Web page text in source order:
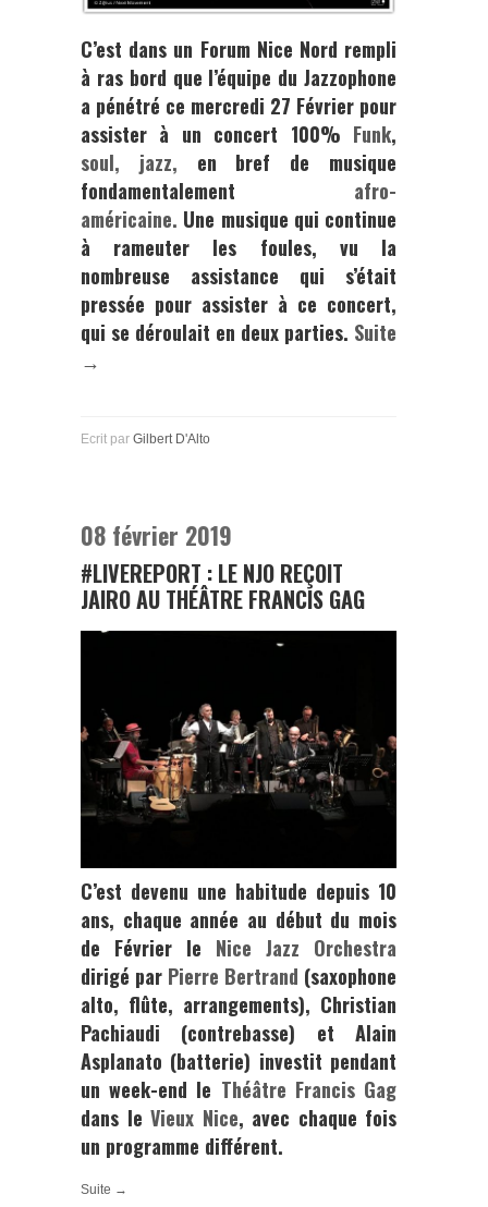
C’est dans un Forum Nice Nord rempli
à ras bord que l’équipe du Jazzophone
a pénétré ce mercredi 27 Février pour
assister à un concert 100% Funk,
soul,
jazz, en bref de musique
fondamentalement afro-
américaine. Une musique qui continue
à rameuter les foules, vu la
nombreuse assistance qui s’était
pressée pour assister à ce concert,
qui se déroulait en deux parties. Suite
→
Ecrit par Gilbert D'Alto
08 février 2019
#LIVEREPORT : LE NJO REÇOIT
JAIRO AU THÉÂTRE FRANCIS GAG
C’est devenu une habitude depuis 10
ans, chaque année au début du mois
de Février le Nice Jazz Orchestra
dirigé par Pierre Bertrand (saxophone
alto, flûte, arrangements), Christian
Pachiaudi (contrebasse) et Alain
Asplanato (batterie) investit pendant
un week-end le Théâtre Francis Gag
dans le Vieux Nice, avec chaque fois
un programme différent.
Suite →